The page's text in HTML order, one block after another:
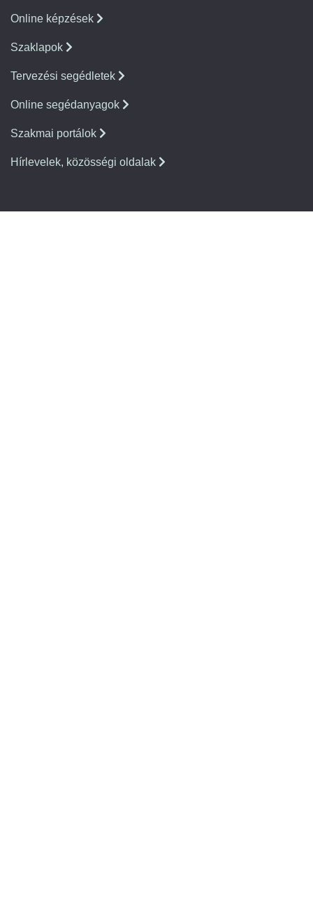
Online képzések
Szaklapok
Tervezési segédletek
Online segédanyagok
Szakmai portálok
Hírlevelek, közösségi oldalak